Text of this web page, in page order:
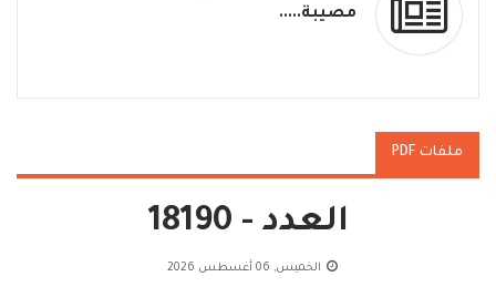
مصيبة.....
ملفات PDF
العدد - 18190
الخميس, 06 أغسطس 2026